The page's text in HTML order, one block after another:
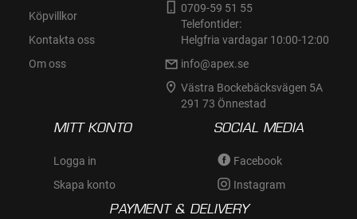
Köpvillkor
Kontakta oss
Om oss
0709-59 51 55
Telefontider:
Helgfria vardagar 10:00-12:00
info@apex.se
Västra Bockebäcksvägen 5A
291 73 Önnestad
MITT KONTO
Logga in
Skapa konto
SOCIAL MEDIA
Facebook
Instagram
PAYMENT & DELIVERY